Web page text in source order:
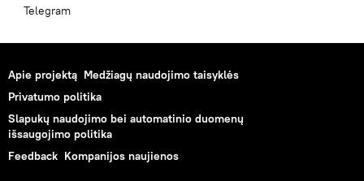
Telegram
Apie projektą Medžiagų naudojimo taisyklės
Privatumo politika
Slapukų naudojimo bei automatinio duomenų
išsaugojimo politika
Feedback Kompanijos naujienos